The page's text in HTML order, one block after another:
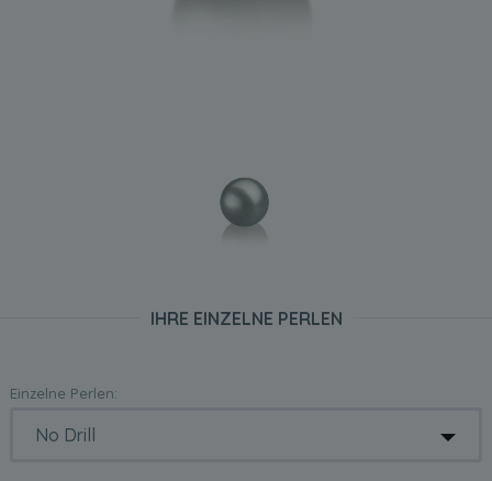
IHRE EINZELNE PERLEN
Einzelne Perlen: